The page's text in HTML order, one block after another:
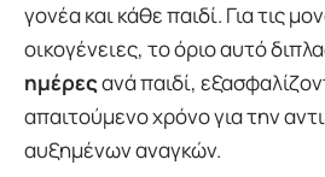
γονέα και κάθε παιδί. Για τις
οικογένειες, το όριο αυτό
ημέρεςανά παιδί,
απαιτούμενο χρόνο για την
αυξημένων αναγκών.